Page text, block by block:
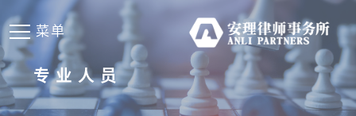
菜单
专业人员